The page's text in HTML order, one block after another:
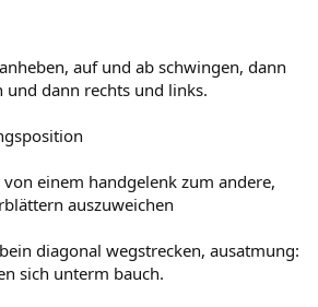
auf und ab schwingen, dann
und dann rechts und links.
einem handgelenk zum andere,
auszuweichen
diagonal wegstrecken, ausatmung:
sich unterm bauch.